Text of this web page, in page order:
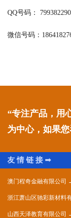
QQ号码：
微信号码：
“专注产品，用
为中心，如果
澳门程奇金融有限公司
浙江萧山区驰彩新材料
山西天泽教育有限公司